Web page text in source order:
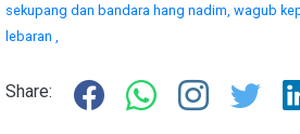
sekupang dan bandara hang nadim, wagub
lebaran ,
Share: